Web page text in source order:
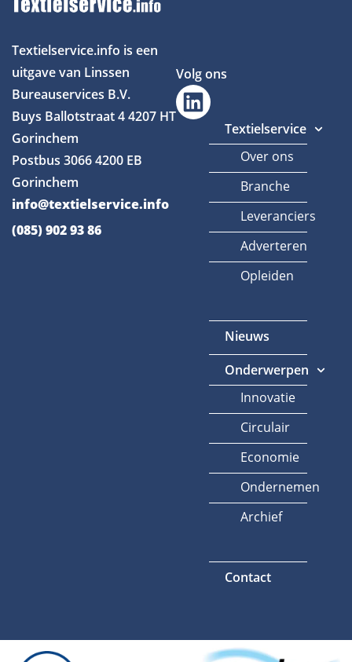
Textielservice.info is een
uitgave van Linssen
Bureauservices B.V.
Buys Ballotstraat 44207 HT
Gorinchem
Postbus 30664200 EB
Gorinchem
info@textielservice.info
(085) 902 93 86
Volg ons
Textielservice
Over ons
Branche
Leveranciers
Adverteren
Opleiden
Nieuws
Onderwerpen
Innovatie
Circulair
Economie
Ondernemen
Archief
Contact